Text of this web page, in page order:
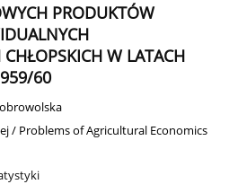
PRODUKTÓW
W LATACH
60
/ Problems of Agricultural Economics